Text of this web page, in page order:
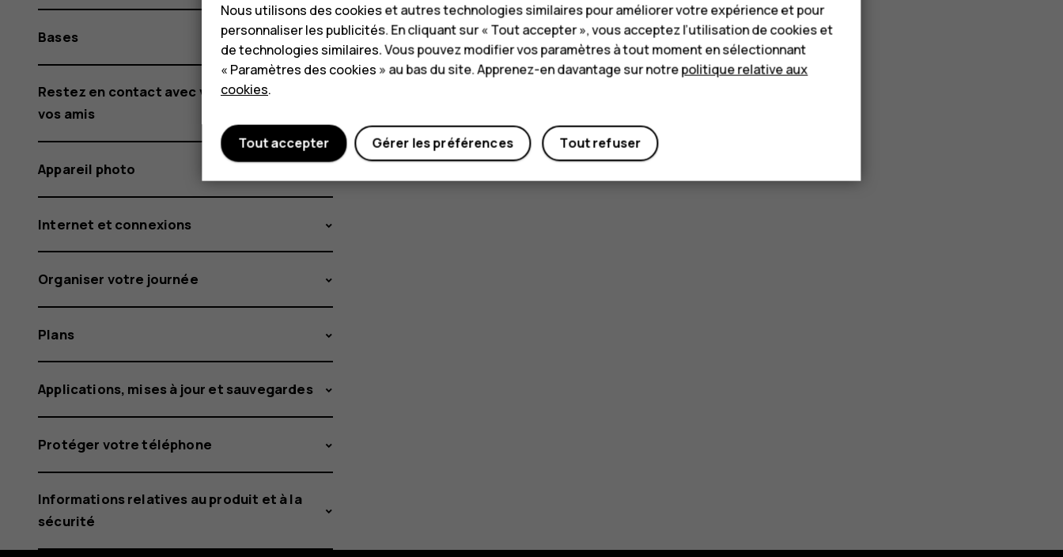
Bases
Restez en contact avec votre famille et
vos amis
Appareil photo
Internet et connexions
Organiser votre journée
Plans
Applications, mises à jour et sauvegardes
Protéger votre téléphone
Informations relatives au produit et à la
sécurité
Nous utilisons des cookies et autres technologies similaires pour améliorer votre expérience et pour
personnaliser les publicités. En cliquant sur « Tout accepter », vous acceptez l’utilisation de cookies et
de technologies similaires. Vous pouvez modifier vos paramètres à tout moment en sélectionnant
« Paramètres des cookies » au bas du site. Apprenez-en davantage sur notrepolitique relative aux
cookies.
Tout refuser
Gérer les préférences
Tout accepter